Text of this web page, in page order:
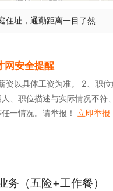
住址，通勤距离一目了然
网安全提醒
资以具体工资为准。 2、职
、职位描述与实际情况不符
一情况。请举报！ 立即举报
务（五险+工作餐）